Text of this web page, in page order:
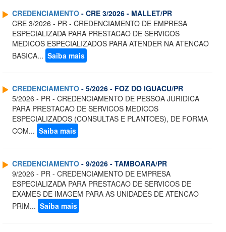
CREDENCIAMENTO - CRE 3/2026 - MALLET/PR
CRE 3/2026 - PR - CREDENCIAMENTO DE EMPRESA
ESPECIALIZADA PARA PRESTACAO DE SERVICOS
MEDICOS ESPECIALIZADOS PARA ATENDER NA ATENCAO
BASICA... Saiba mais
CREDENCIAMENTO - 5/2026 - FOZ DO IGUACU/PR
5/2026 - PR - CREDENCIAMENTO DE PESSOA JURIDICA
PARA PRESTACAO DE SERVICOS MEDICOS
ESPECIALIZADOS (CONSULTAS E PLANTOES), DE FORMA
COM... Saiba mais
CREDENCIAMENTO - 9/2026 - TAMBOARA/PR
9/2026 - PR - CREDENCIAMENTO DE EMPRESA
ESPECIALIZADA PARA PRESTACAO DE SERVICOS DE
EXAMES DE IMAGEM PARA AS UNIDADES DE ATENCAO
PRIM... Saiba mais